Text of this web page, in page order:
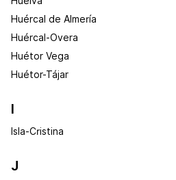
Huércal de Almería
Huércal-Overa
Huétor Vega
Huétor-Tájar
I
Isla-Cristina
J